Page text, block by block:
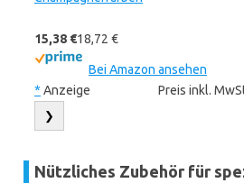
15,38 €18,72 €
Bei Amazon ansehen
* Anzeige Preis inkl.
❯
Nützliches Zubehör für